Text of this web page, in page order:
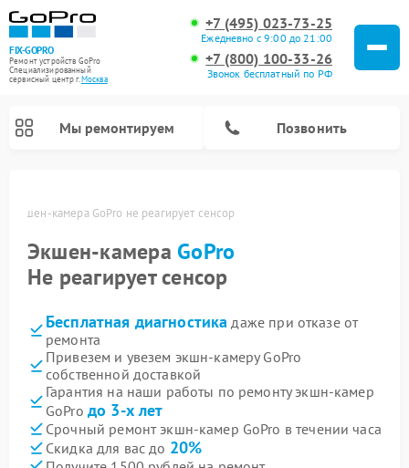
FIX-GOPRO
Ремонт устройств GoPro
Специализированный
cервисный центр г.Москва
+7 (495) 023-73-25
Ежедневно с 9:00 до 21:00
+7 (800) 100-33-26
Звонок бесплатный по РФ
Мы ремонтируем Позвонить
Экшен-камера GoPro не реагирует сенсор
Экшен-камера GoPro
Не реагирует сенсор
Бесплатная диагностика даже при отказе от
ремонта
Привезем и увезем экшн-камеру GoPro
собственной доставкой
Гарантия на наши работы по ремонту экшн-камер
GoPro до 3-х лет
Срочный ремонт экшн-камер GoPro в течении часа
Скидка для вас до 20%